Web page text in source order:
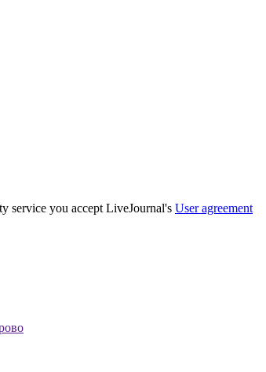
service you accept LiveJournal's User agreement